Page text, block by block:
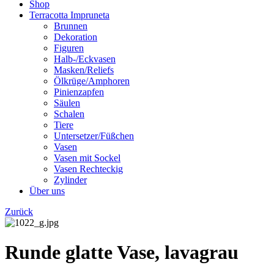
Shop
Terracotta Impruneta
Brunnen
Dekoration
Figuren
Halb-/Eckvasen
Masken/Reliefs
Ölkrüge/Amphoren
Pinienzapfen
Säulen
Schalen
Tiere
Untersetzer/Füßchen
Vasen
Vasen mit Sockel
Vasen Rechteckig
Zylinder
Über uns
Zurück
Runde glatte Vase, lavagrau